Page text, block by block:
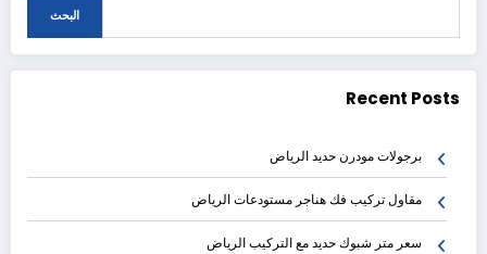
البحث
Recent Posts
برجولات مودرن حديد الرياض
مقاول تركيب فك هناجر مستودعات الرياض
سعر متر شبوك حديد مع التركيب الرياض